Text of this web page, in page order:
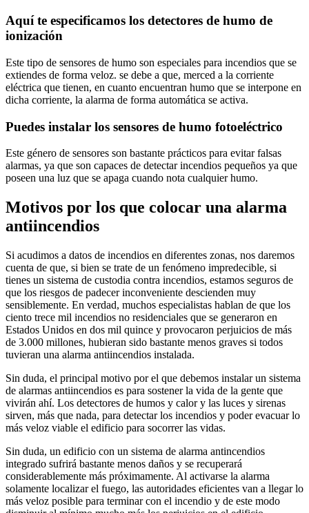
Aquí te especificamos los detectores de humo de
ionización
Este tipo de sensores de humo son especiales para incendios que se
extiendes de forma veloz. se debe a que, merced a la corriente
eléctrica que tienen, en cuanto encuentran humo que se interpone en
dicha corriente, la alarma de forma automática se activa.
Puedes instalar los sensores de humo fotoeléctrico
Este género de sensores son bastante prácticos para evitar falsas
alarmas, ya que son capaces de detectar incendios pequeños ya que
poseen una luz que se apaga cuando nota cualquier humo.
Motivos por los que colocar una alarma
antiincendios
Si acudimos a datos de incendios en diferentes zonas, nos daremos
cuenta de que, si bien se trate de un fenómeno impredecible, si
tienes un sistema de custodia contra incendios, estamos seguros de
que los riesgos de padecer inconveniente descienden muy
sensiblemente. En verdad, muchos especialistas hablan de que los
ciento trece mil incendios no residenciales que se generaron en
Estados Unidos en dos mil quince y provocaron perjuicios de más
de 3.000 millones, hubieran sido bastante menos graves si todos
tuvieran una alarma antiincendios instalada.
Sin duda, el principal motivo por el que debemos instalar un sistema
de alarmas antiincendios es para sostener la vida de la gente que
vivirán ahí. Los detectores de humos y calor y las luces y sirenas
sirven, más que nada, para detectar los incendios y poder evacuar lo
más veloz viable el edificio para socorrer las vidas.
Sin duda, un edificio con un sistema de alarma antincendios
integrado sufrirá bastante menos daños y se recuperará
considerablemente más próximamente. Al activarse la alarma
solamente localizar el fuego, las autoridades eficientes van a llegar lo
más veloz posible para terminar con el incendio y de este modo